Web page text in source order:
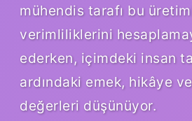
mühendis tarafı bu
verimliliklerini
ederken, içimdeki insan
ardındaki emek, hikâye
değerleri düşünüyor.